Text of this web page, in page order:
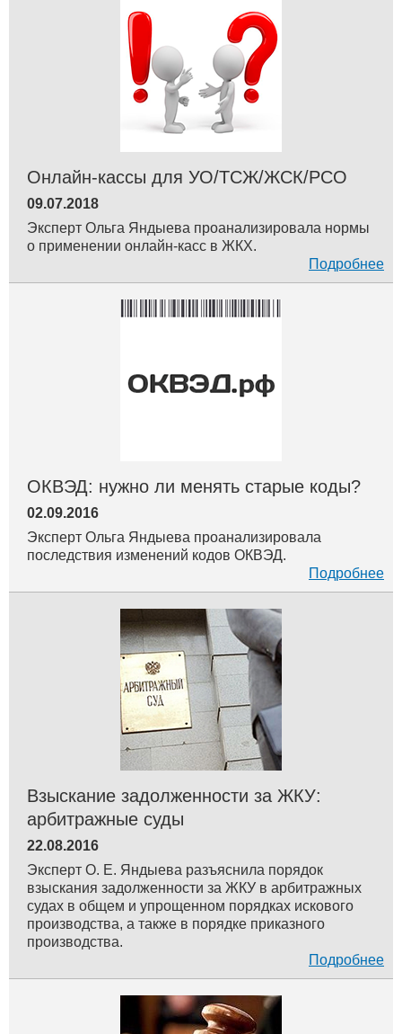
Онлайн-кассы для УО/ТСЖ/ЖСК/РСО
09.07.2018
Эксперт Ольга Яндыева проанализировала нормы
о применении онлайн-касс в ЖКХ.
Подробнее
ОКВЭД: нужно ли менять старые коды?
02.09.2016
Эксперт Ольга Яндыева проанализировала
последствия изменений кодов ОКВЭД.
Подробнее
Взыскание задолженности за ЖКУ:
арбитражные суды
22.08.2016
Эксперт О. Е. Яндыева разъяснила порядок
взыскания задолженности за ЖКУ в арбитражных
судах в общем и упрощенном порядках искового
производства, а также в порядке приказного
производства.
Подробнее